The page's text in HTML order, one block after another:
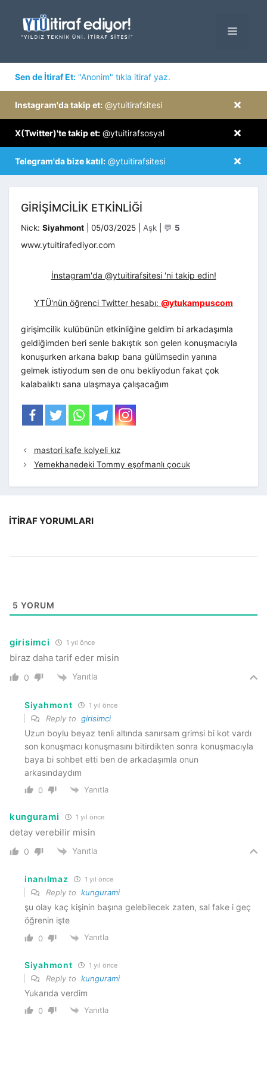
MENÜ
Sen de İtiraf Et: "Anonim" tıkla itiraf yaz.
×
Instagram'da takip et: @ytuitirafsitesi
×
X(Twitter)'te takip et: @ytuitirafsosyal
×
Telegram'da bize katıl: @ytuitirafsitesi
GIRIŞIMCILIK ETKINLIĞI
Nick: Siyahmont 05/03/2025 Kategoriler
Aşk 💬 5
www.ytuitirafediyor.com
İnstagram'da @ytuitirafsitesi 'ni takip edin!
YTÜ'nün öğrenci Twitter hesabı: @ytukampuscom
girişimcilik kulübünün etkinliğine geldim bi arkadaşımla
geldiğimden beri senle bakıştık son gelen konuşmacıyla
konuşurken arkana bakıp bana gülümsedin yanına
gelmek istiyodum sen de onu bekliyodun fakat çok
kalabalıktı sana ulaşmaya çalışacağım
mastori kafe kolyeli kız
Yemekhanedeki Tommy eşofmanlı çocuk
İTIRAF YORUMLARI
5 YORUM
girisimci 1 yıl önce
biraz daha tarif eder misin
0 Yanıtla
Siyahmont 1 yıl önce
Reply to girisimci
Uzun boylu beyaz tenli altında sanırsam grimsi bi kot vardı
son konuşmacı konuşmasını bitirdikten sonra konuşmacıyla
baya bi sohbet etti ben de arkadaşımla onun
arkasındaydım
0 Yanıtla
kungurami 1 yıl önce
detay verebilir misin
0 Yanıtla
inanılmaz 1 yıl önce
Reply to kungurami
şu olay kaç kişinin başına gelebilecek zaten, sal fake i geç
öğrenin işte
0 Yanıtla
Siyahmont 1 yıl önce
Reply to kungurami
Yukarıda verdim
0 Yanıtla